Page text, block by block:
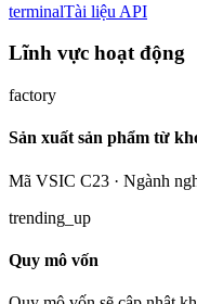
terminalTài liệu API
Lĩnh vực hoạt động
factory
Sản xuất sản phẩm từ
Mã VSIC C23 · Ngành
trending_up
Quy mô vốn